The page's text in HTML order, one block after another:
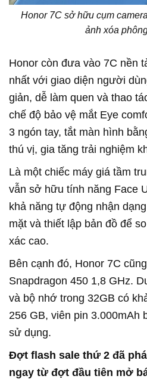
Honor 7C sở hữu cụm
ảnh xóa
Honor còn đưa vào 7C nền
nhất với giao diện người
giản, dễ làm quen và thao
chế độ bảo vệ mắt Eye
3 ngón tay, tắt màn hình
thú vị, gia tăng trải nghiệm
Là một chiếc máy giá tầm
vẫn sở hữu tính năng Face
khả năng tự động nhận
mặt và thiết lập bản đồ để
xác cao.
Bên cạnh đó, Honor 7C
Snapdragon 450 1,8 GHz.
và bộ nhớ trong 32GB có
256 GB, viên pin 3.000mAh
sử dụng.
Đợt flash sale thứ 2 đã
ngay từ đợt đầu tiên mở